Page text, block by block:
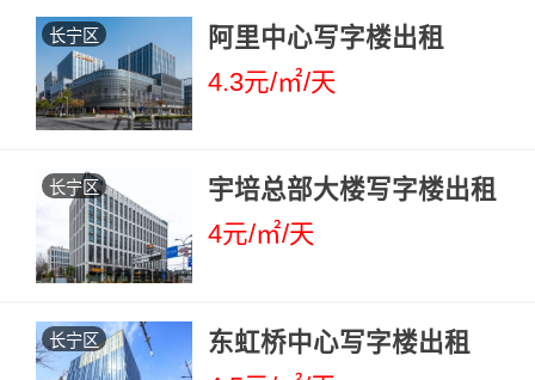
长宁区
阿里中心写字楼出租
4.3元/㎡/天
长宁区
宇培总部大楼写字楼出租
4元/㎡/天
长宁区
东虹桥中心写字楼出租